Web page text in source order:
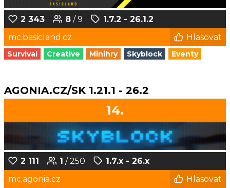
2 343 8 / 9
1.7.2 - 26.1.2
mc.basicland.cz
Hlasovat
Survival Creative Minihry Skyblock Eventy
AGONIA.CZ/SK 1.21.1 - 26.2
14.
2 111 1 / 250
1.7.x - 26.x
mc.agonia.cz
Hlasovat